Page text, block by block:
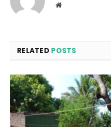
Website
RELATED POSTS